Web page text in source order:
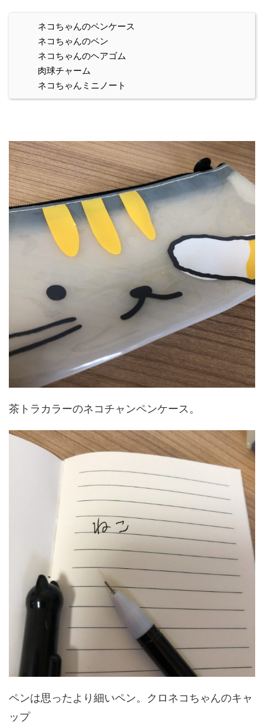
ネコちゃんのペンケース
ネコちゃんのペン
ネコちゃんのヘアゴム
肉球チャーム
ネコちゃんミニノート
茶トラカラーのネコチャンペンケース。
ペンは思ったより細いペン。クロネコちゃんのキャ
ップ